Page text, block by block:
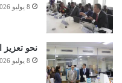
8 يوليو 2026
نحو تعزيز
8 يوليو 2026